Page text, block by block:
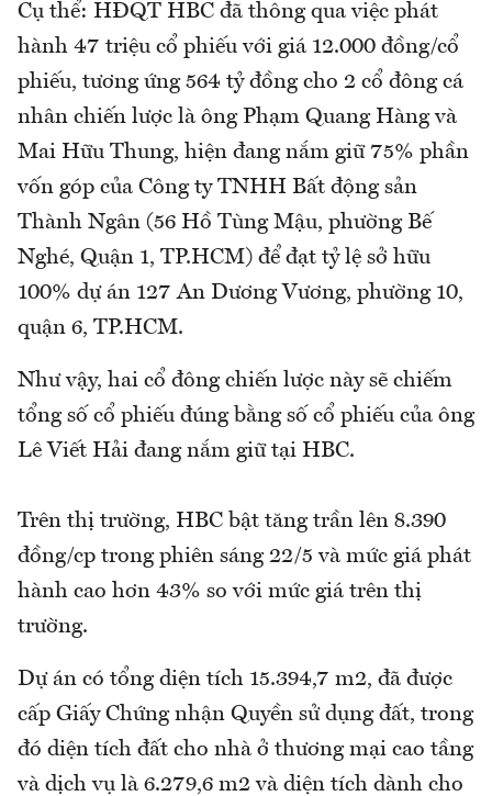
Cụ thể: HĐQT HBC đã thông qua việc phát
hành 47 triệu cổ phiếu với giá 12.000 đồng/cổ
phiếu, tương ứng 564 tỷ đồng cho 2 cổ đông cá
nhân chiến lược là ông Phạm Quang Hàng và
Mai Hữu Thung, hiện đang nắm giữ 75% phần
vốn góp của Công ty TNHH Bất động sản
Thành Ngân (56 Hồ Tùng Mậu, phường Bế
Nghé, Quận 1, TP.HCM) để đạt tỷ lệ sở hữu
100% dự án 127 An Dương Vương, phường 10,
quận 6, TP.HCM.
Như vậy, hai cổ đông chiến lược này sẽ chiếm
tổng số cổ phiếu đúng bằng số cổ phiếu của ông
Lê Viết Hải đang nắm giữ tại HBC.
Trên thị trường, HBC bật tăng trần lên 8.390
đồng/cp trong phiên sáng 22/5 và mức giá phát
hành cao hơn 43% so với mức giá trên thị
trường.
Dự án có tổng diện tích 15.394,7 m2, đã được
cấp Giấy Chứng nhận Quyền sử dụng đất, trong
đó diện tích đất cho nhà ở thương mại cao tầng
và dịch vụ là 6.279,6 m2 và diện tích dành cho